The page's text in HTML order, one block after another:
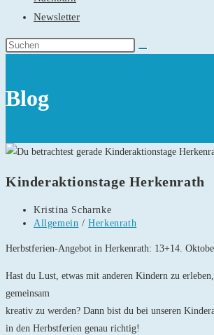
Newsletter
Blog
Kinderaktionstage Herkenrath
Beitrags-
Autor:
Kristina Scharnke
Beitrags-
Allgemein / Herkenrath
Herbstferien-Angebot in Herkenrath: 13+14.
Hast du Lust, etwas mit anderen Kindern zu
gemeinsam
kreativ zu werden? Dann bist du bei unseren
in den Herbstferien genau richtig!